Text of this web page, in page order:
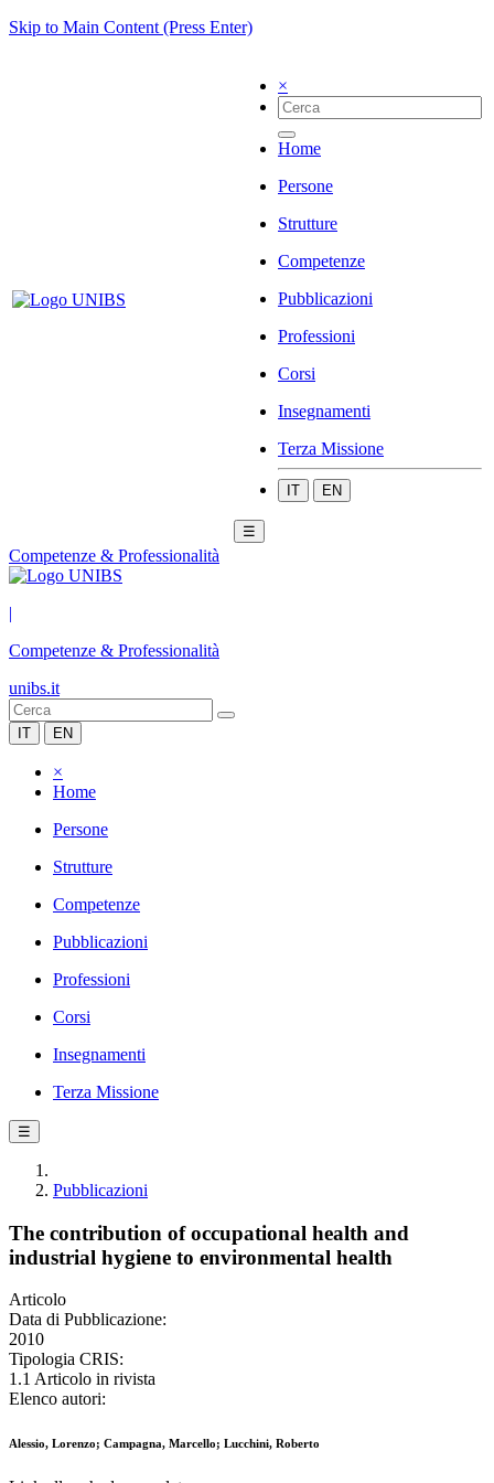
Skip to Main Content (Press Enter)
×
Home
Persone
Strutture
Competenze
Pubblicazioni
Professioni
Corsi
Insegnamenti
Terza Missione
IT EN
☰
Competenze & Professionalità
|
Competenze & Professionalità
unibs.it
IT EN
×
Home
Persone
Strutture
Competenze
Pubblicazioni
Professioni
Corsi
Insegnamenti
Terza Missione
☰
Pubblicazioni
The contribution of occupational health and
industrial hygiene to environmental health
Articolo
Data di Pubblicazione:
2010
Tipologia CRIS:
1.1 Articolo in rivista
Elenco autori:
Alessio, Lorenzo; Campagna, Marcello; Lucchini, Roberto